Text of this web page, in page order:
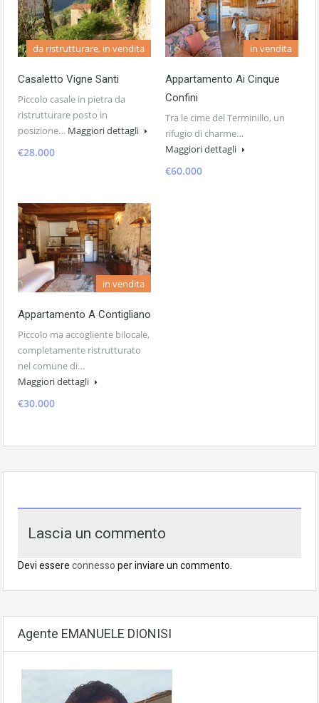
da ristrutturare, in vendita
Casaletto Vigne Santi
Piccolo casale in pietra da
ristrutturare posto in
posizione… Maggiori dettagli
€28.000
in vendita
Appartamento Ai Cinque
Confini
Tra le cime del Terminillo, un
rifugio di charme…
Maggiori dettagli
€60.000
in vendita
Appartamento A Contigliano
Piccolo ma accogliente bilocale,
completamente ristrutturato
nel comune di…
Maggiori dettagli
€30.000
Lascia un commento
Devi essere connesso per inviare un commento.
Agente EMANUELE DIONISI